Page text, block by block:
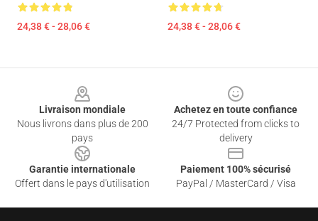
24,38 € - 28,06 € 24,38 € - 28,06 €
Livraison mondiale
Nous livrons dans plus de 200
pays
Achetez en toute confiance
24/7 Protected from clicks to
delivery
Garantie internationale
Offert dans le pays d'utilisation
Paiement 100% sécurisé
PayPal / MasterCard / Visa